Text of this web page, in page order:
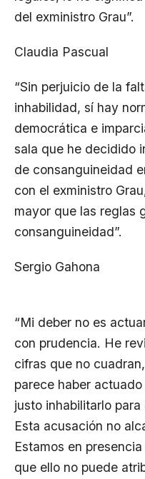
del exministro Grau”.
Claudia Pascual
“Sin perjuicio de la
inhabilidad, sí hay
democrática e
sala que he decidido
de consanguineidad
con el exministro
mayor que las reglas
consanguineidad”.
Sergio Gahona
“Mi deber no es
con prudencia. He
cifras que no
parece haber
justo inhabilitarlo
Esta acusación no
Estamos en
que ello no puede